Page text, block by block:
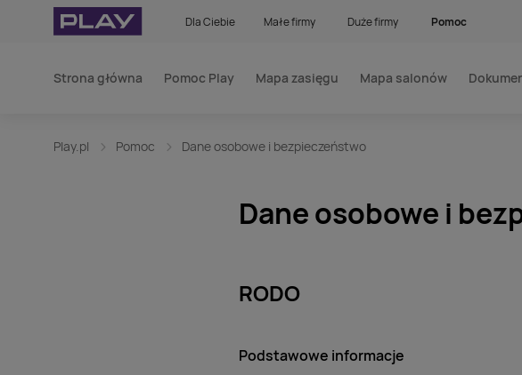
Dla Ciebie Małe firmy Duże firmy Pomoc
Strona główna Pomoc Play Mapa zasięgu Mapa salonów
Play.pl Pomoc Dane osobowe i bezpieczeństwo
Dane osobowe i
RODO
Podstawowe informacje